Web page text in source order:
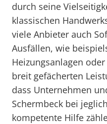
durch seine
klassischen
viele Anbieter auch
Ausfällen, wie
Heizungsanlagen
breit gefächerten
dass Unternehmen
Schermbeck bei
kompetente Hilfe